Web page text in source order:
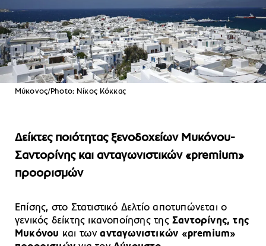
Μύκονος/Photo: Νίκος Κόκκας
Δείκτες ποιότητας ξενοδοχείων Μυκόνου-
Σαντορίνης και ανταγωνιστικών «premium»
προορισμών
Επίσης, στο Στατιστικό Δελτίο αποτυπώνεται ο
γενικός δείκτης ικανοποίησης της Σαντορίνης, της
Μυκόνου και τωνανταγωνιστικών «premium»